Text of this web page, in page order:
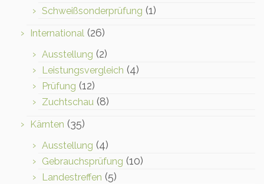
Schweißsonderprüfung (1)
International (26)
Ausstellung (2)
Leistungsvergleich (4)
Prüfung (12)
Zuchtschau (8)
Kärnten (35)
Ausstellung (4)
Gebrauchsprüfung (10)
Landestreffen (5)